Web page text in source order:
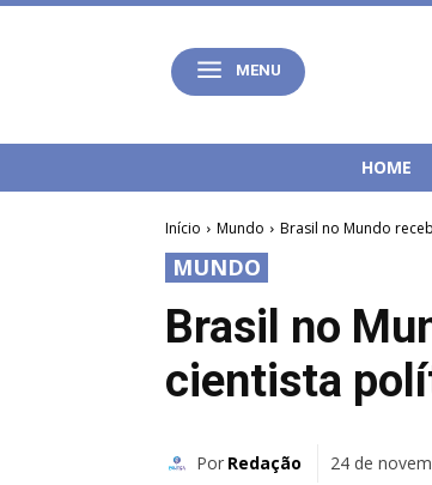
MENU
HOME
Início Mundo Brasil no Mundo
MUNDO
Brasil no
cientista
Por Redação 24 de